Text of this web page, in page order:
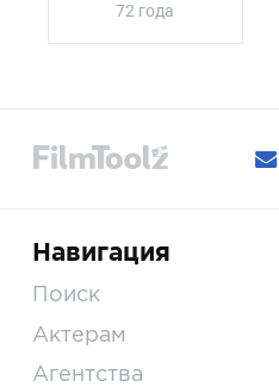
72 года
Навигация
Поиск
Актерам
Агентства